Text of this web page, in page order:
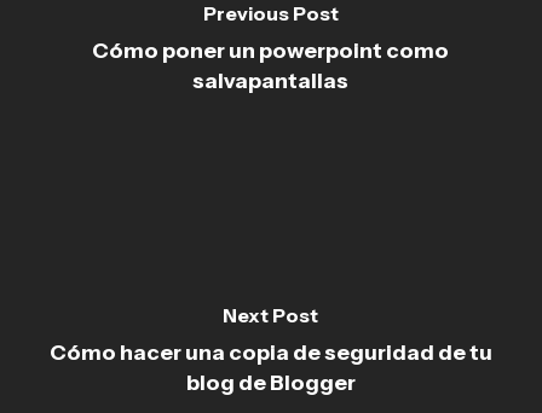
Previous Post
Cómo poner un powerpoint como
salvapantallas
Next Post
Cómo hacer una copia de seguridad de tu
blog de Blogger